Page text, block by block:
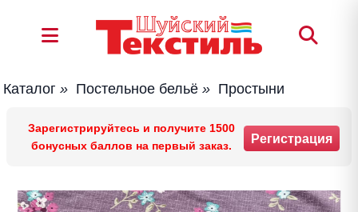
Каталог » Постельное бельё » Простыни
Зарегистрируйтесь и получите 1500
бонусных баллов на первый заказ.
Регистрация